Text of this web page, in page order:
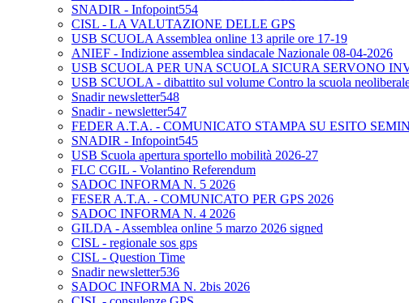
SNADIR - Infopoint554
CISL - LA VALUTAZIONE DELLE GPS
USB SCUOLA Assemblea online 13 aprile ore 17-19
ANIEF - Indizione assemblea sindacale Nazionale 08-04-2026
USB SCUOLA PER UNA SCUOLA SICURA SERVONO
USB SCUOLA - dibattito sul volume Contro la scuola
Snadir newsletter548
Snadir - newsletter547
FEDER A.T.A. - COMUNICATO STAMPA SU ESITO
SNADIR - Infopoint545
USB Scuola apertura sportello mobilità 2026-27
FLC CGIL - Volantino Referendum
SADOC INFORMA N. 5 2026
FESER A.T.A. - COMUNICATO PER GPS 2026
SADOC INFORMA N. 4 2026
GILDA - Assemblea online 5 marzo 2026 signed
CISL - regionale sos gps
CISL - Question Time
Snadir newsletter536
SADOC INFORMA N. 2bis 2026